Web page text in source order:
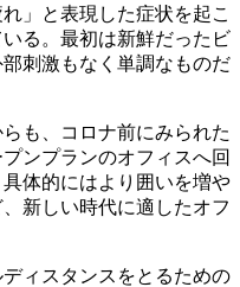
」と表現した症状を起こ
る。最初は新鮮だったビ
刺激もなく単調なものだ
も、コロナ前にみられた
ンプランのオフィスへ回
体的にはより囲いを増や
新しい時代に適したオフ
ィスタンスをとるための